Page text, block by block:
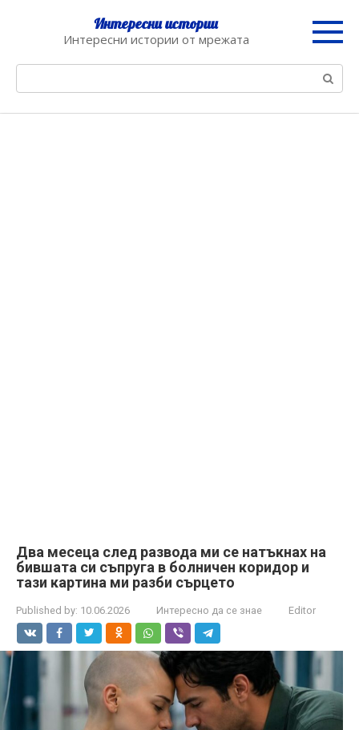
Интересни истории
Интересни истории от мрежата
Два месеца след развода ми се натъкнах на
бившата си съпруга в болничен коридор и
тази картина ми разби сърцето
Published by: 10.06.2026 Интересно да се знае Editor